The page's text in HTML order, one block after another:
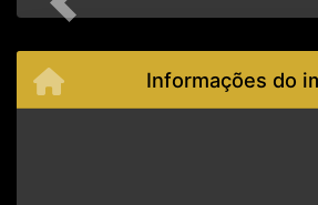
Previous
Informações do